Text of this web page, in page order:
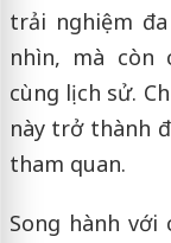
trải nghiệm
nhìn, mà còn
cùng lịch sử.
này trở thành
tham quan.
Song hành với